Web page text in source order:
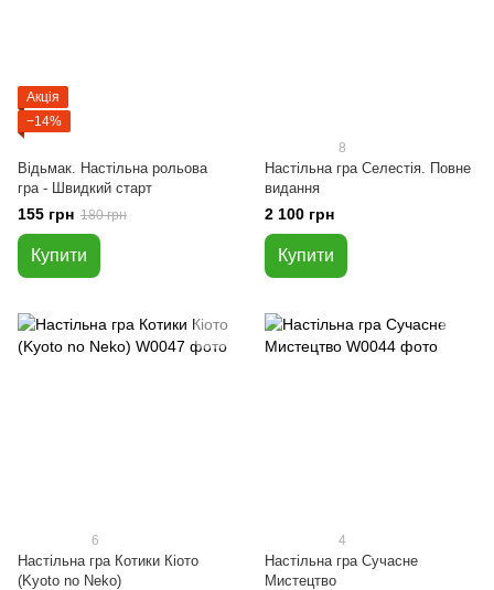
Акція
−14%
Відьмак. Настільна рольова
гра - Швидкий старт
155 грн 180 грн
Купити
8
Настільна гра Селестія. Повне
видання
2 100 грн
Купити
6
Настільна гра Котики Кіото
(Kyoto no Neko)
4
Настільна гра Сучасне
Мистецтво